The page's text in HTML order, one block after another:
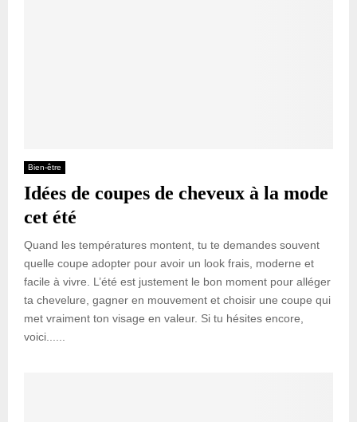
Bien-être
Idées de coupes de cheveux à la mode
cet été
Quand les températures montent, tu te demandes souvent
quelle coupe adopter pour avoir un look frais, moderne et
facile à vivre. L’été est justement le bon moment pour alléger
ta chevelure, gagner en mouvement et choisir une coupe qui
met vraiment ton visage en valeur. Si tu hésites encore,
voici......